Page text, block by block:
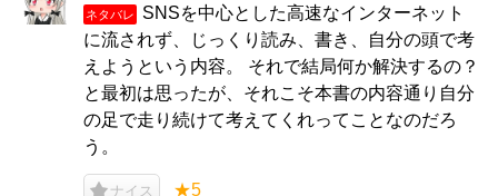
ネタバレ
SNSを中心とした高速なインターネット
に流されず、じっくり読み、書き、自分の頭で考
えようという内容。 それで結局何か解決するの？
と最初は思ったが、それこそ本書の内容通り自分
の足で走り続けて考えてくれってことなのだろ
う。
ナイス ★5